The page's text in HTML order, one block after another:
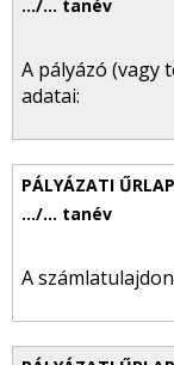
A pályázó (vagy
adatai:
A